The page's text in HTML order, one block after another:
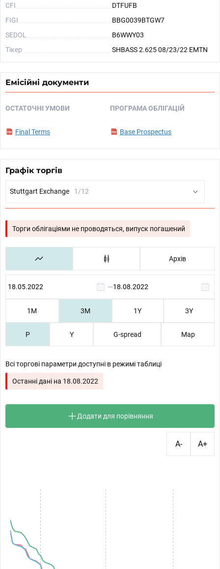
CFI
DTFUFB
FIGI
BBG0039BTGW7
SEDOL
B6WWY03
Тікер
SHBASS 2.625 08/23/22 EMTN
Емісійні документи
ОСТАТОЧНІ УМОВИ
Final Terms
ПРОГРАМА ОБЛІГАЦІЙ
Base Prospectus
Графік торгів
Stuttgart Exchange 1/12
Торги облігаціями не проводяться, випуск погашений
Архів
—
1М 3М 1Y 3Y
P Y G-spread Map
Всі торгові параметри доступні в режимі таблиці
Останні дані на 18.08.2022
Додати для порівняння
A- A+